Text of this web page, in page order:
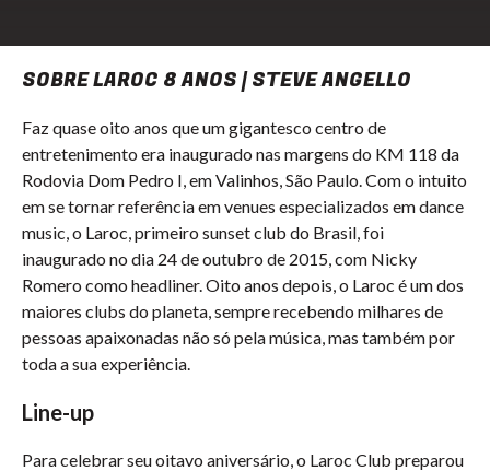
SOBRE LAROC 8 ANOS | STEVE ANGELLO
Faz quase oito anos que um gigantesco centro de
entretenimento era inaugurado nas margens do KM 118 da
Rodovia Dom Pedro I, em Valinhos, São Paulo. Com o intuito
em se tornar referência em venues especializados em dance
music, o Laroc, primeiro sunset club do Brasil, foi
inaugurado no dia 24 de outubro de 2015, com Nicky
Romero como headliner. Oito anos depois, o Laroc é um dos
maiores clubs do planeta, sempre recebendo milhares de
pessoas apaixonadas não só pela música, mas também por
toda a sua experiência.
Line-up
Para celebrar seu oitavo aniversário, o Laroc Club preparou